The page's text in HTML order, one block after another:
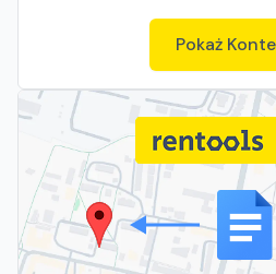
Pokaż